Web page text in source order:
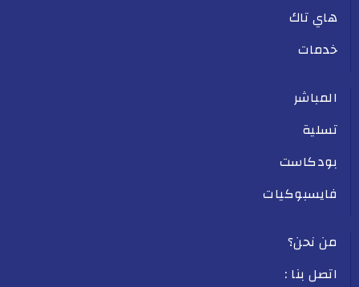
هاي تاك
خدمات
المباشر
تسلية
بودكاست
فايسبوكيات
من نحن؟
اتصل بنا :